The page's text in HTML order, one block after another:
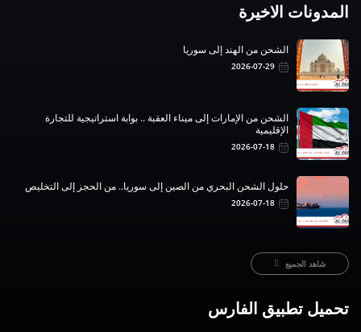
المدونات الاخيرة
الشحن من الهند إلى سوريا
2026-07-29
الشحن من الإمارات إلى ميناء العقبة .. بوابة استراتيجية للتجارة
الإقليمية
2026-07-18
حلول الشحن البحري من الصين إلى سوريا.. من الحجز إلى التخليص
2026-07-18
شاهد الجميع
تحميل تطبيق الفارس